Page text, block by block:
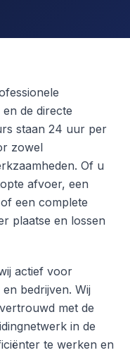
de directe
staan 24 uur per
zowel
Of u
afvoer, een
een complete
plaatse en lossen
actief voor
bedrijven. Wij
met de
in de
te werken en